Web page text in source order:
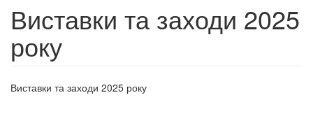
Виставки та заходи 2025
року
Виставки та заходи 2025 року